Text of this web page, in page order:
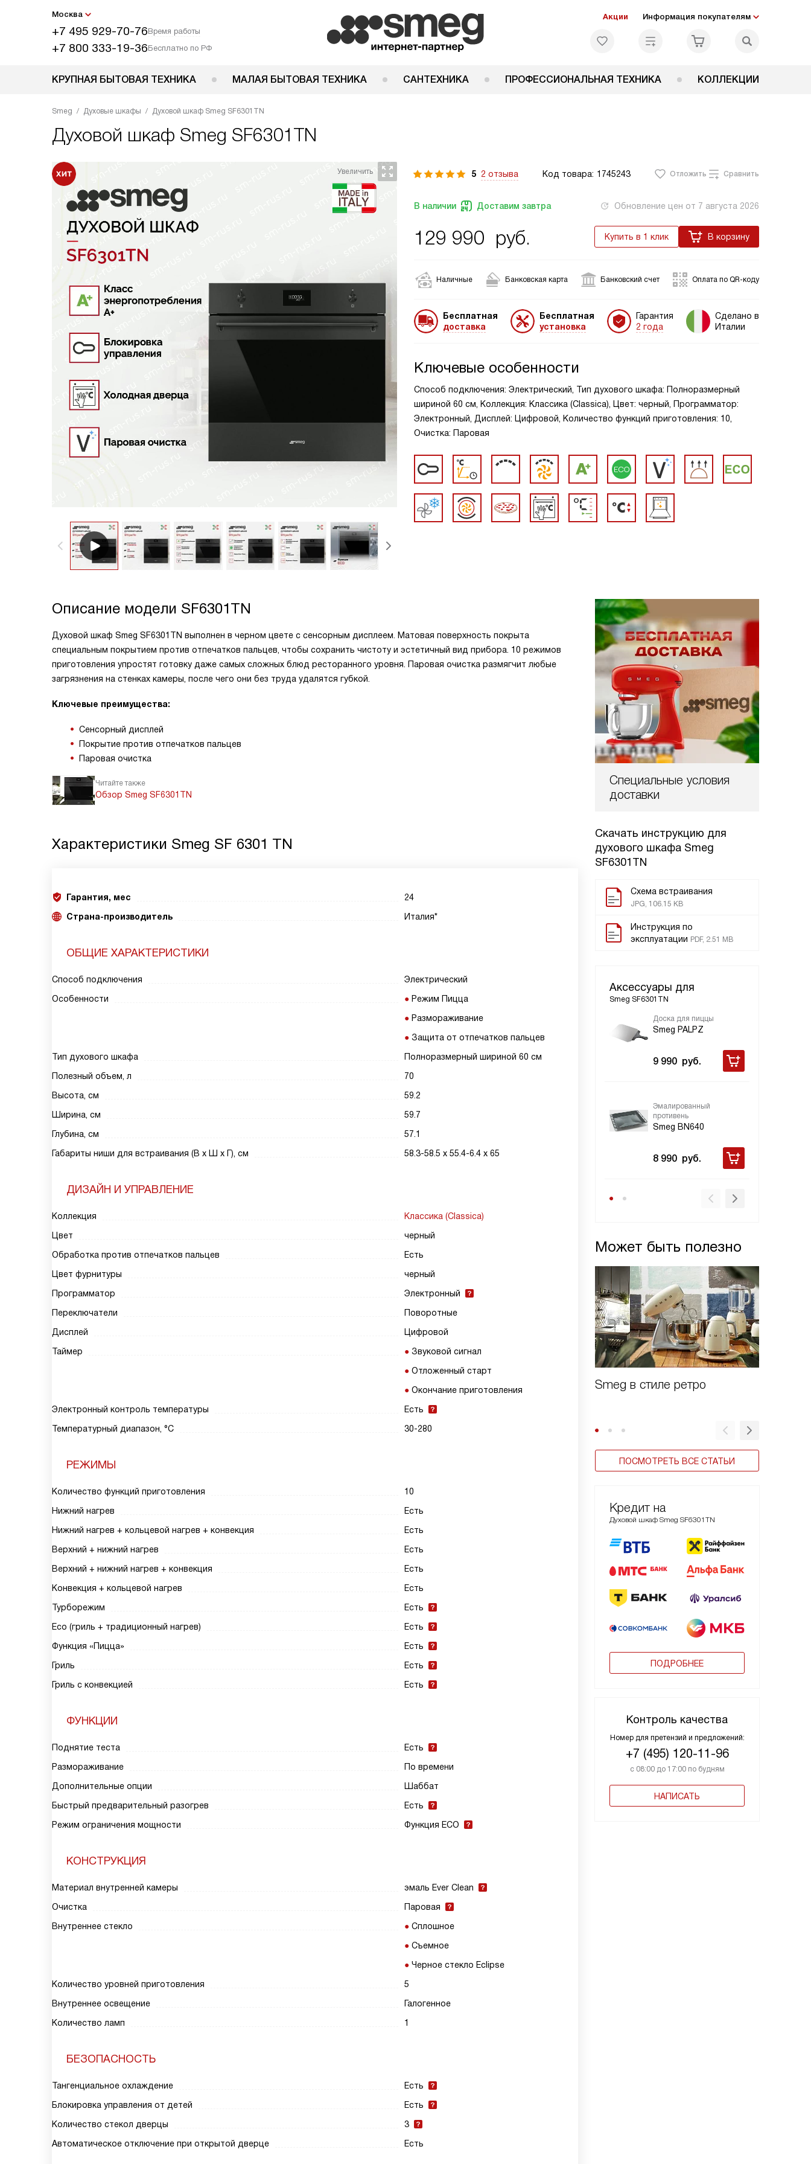
Москва
+7 495 929-70-76Время работы
+7 800 333-19-36Бесплатно по РФ
Акции Информация покупателям
КРУПНАЯ БЫТОВАЯ ТЕХНИКА МАЛАЯ БЫТОВАЯ ТЕХНИКА САНТЕХНИКА ПРОФЕССИОНАЛЬНАЯ ТЕХНИКА КОЛЛЕКЦИИ
Smeg Духовые шкафы Духовой шкаф Smeg SF6301TN
Духовой шкаф Smeg SF6301TN
5 2 отзыва Код товара: 1745243 Отложить Сравнить
В наличии Доставим завтра Обновление цен от 7 августа 2026
129 990 руб. Купить в 1 клик В корзину
Наличные Банковская карта Банковский счет Оплата по QR-коду
Бесплатная
доставка
Бесплатная
установка
Гарантия
2 года
Сделано в
Италии
Ключевые особенности
Способ подключения: Электрический, Тип духового шкафа: Полноразмерный
шириной 60 см, Коллекция: Классика (Classica), Цвет: черный, Программатор:
Электронный, Дисплей: Цифровой, Количество функций приготовления: 10,
Очистка: Паровая
Специальные условия
доставки
Скачать инструкцию для
духового шкафа Smeg
SF6301TN
Схема встраивания
JPG, 106.15 KB
Инструкция по
эксплуатации PDF, 2.51 MB
Аксессуары для
Smeg SF6301TN
Доска для пиццы
Smeg PALPZ
9 990 руб.
Эмалированный
противень
Smeg BN640
8 990 руб.
Может быть полезно
Smeg в стиле ретро
ПОСМОТРЕТЬ ВСЕ СТАТЬИ
Кредит на
Духовой шкаф Smeg SF6301TN
ПОДРОБНЕЕ
Контроль качества
Номер для претензий и предложений:
+7 (495) 120-11-96
с 08:00 до 17:00 по будням
НАПИСАТЬ
Описание модели SF6301TN
Духовой шкаф Smeg SF6301TN выполнен в черном цвете с сенсорным дисплеем. Матовая поверхность покрыта
специальным покрытием против отпечатков пальцев, чтобы сохранить чистоту и эстетичный вид прибора. 10 режимов
приготовления упростят готовку даже самых сложных блюд ресторанного уровня. Паровая очистка размягчит любые
загрязнения на стенках камеры, после чего они без труда удалятся губкой.
Ключевые преимущества:
Сенсорный дисплей
Покрытие против отпечатков пальцев
Паровая очистка
Читайте также
Обзор Smeg SF6301TN
Характеристики Smeg SF 6301 TN
Гарантия, мес
24
Страна-производитель
Италия*
ОБЩИЕ ХАРАКТЕРИСТИКИ
Способ подключения
Электрический
Особенности
Режим Пицца
Размораживание
Защита от отпечатков пальцев
Тип духового шкафа
Полноразмерный шириной 60 см
Полезный объем, л
70
Высота, см
59.2
Ширина, см
59.7
Глубина, см
57.1
Габариты ниши для встраивания (В х Ш х Г), см
58.3-58.5 х 55.4-6.4 х 65
ДИЗАЙН И УПРАВЛЕНИЕ
Коллекция
Классика (Classica)
Цвет
черный
Обработка против отпечатков пальцев
Есть
Цвет фурнитуры
черный
Программатор
Электронный
Переключатели
Поворотные
Дисплей
Цифровой
Таймер
Звуковой сигнал
Отложенный старт
Окончание приготовления
Электронный контроль температуры
Есть
Температурный диапазон, °С
30-280
РЕЖИМЫ
Количество функций приготовления
10
Нижний нагрев
Есть
Нижний нагрев + кольцевой нагрев + конвекция
Есть
Верхний + нижний нагрев
Есть
Верхний + нижний нагрев + конвекция
Есть
Конвекция + кольцевой нагрев
Есть
Турборежим
Есть
Eco (гриль + традиционный нагрев)
Есть
Функция «Пицца»
Есть
Гриль
Есть
Гриль с конвекцией
Есть
ФУНКЦИИ
Поднятие теста
Есть
Размораживание
По времени
Дополнительные опции
Шаббат
Быстрый предварительный разогрев
Есть
Режим ограничения мощности
Функция ECO
КОНСТРУКЦИЯ
Материал внутренней камеры
эмаль Ever Clean
Очистка
Паровая
Внутреннее стекло
Сплошное
Съемное
Черное стекло Eclipse
Количество уровней приготовления
5
Внутреннее освещение
Галогенное
Количество ламп
1
БЕЗОПАСНОСТЬ
Тангенциальное охлаждение
Есть
Блокировка управления от детей
Есть
Количество стекол дверцы
3
Автоматическое отключение при открытой дверце
Есть